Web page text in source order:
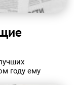
году ему